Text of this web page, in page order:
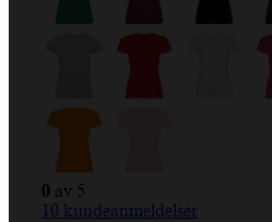
0 av 5
10 kundeanmeldelser